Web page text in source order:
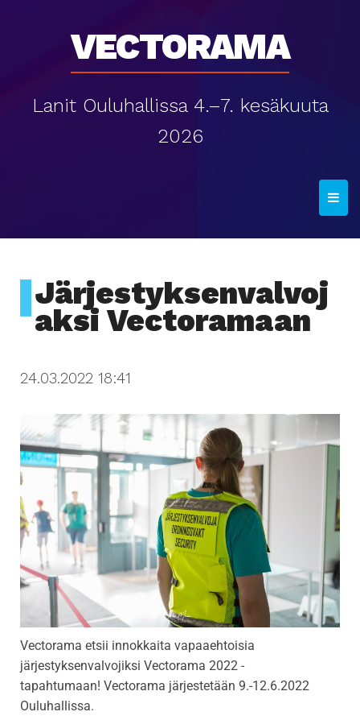
Vectorama
Lanit Ouluhallissa 4.–7. kesäkuuta
2026
T
o
g
l
a
t
Järjestyksenvalvoj
aksi Vectoramaan
24.03.2022 18:41
Vectorama etsii innokkaita vapaaehtoisia
järjestyksenvalvojiksi Vectorama 2022 -
tapahtumaan! Vectorama järjestetään 9.-12.6.2022
Ouluhallissa.